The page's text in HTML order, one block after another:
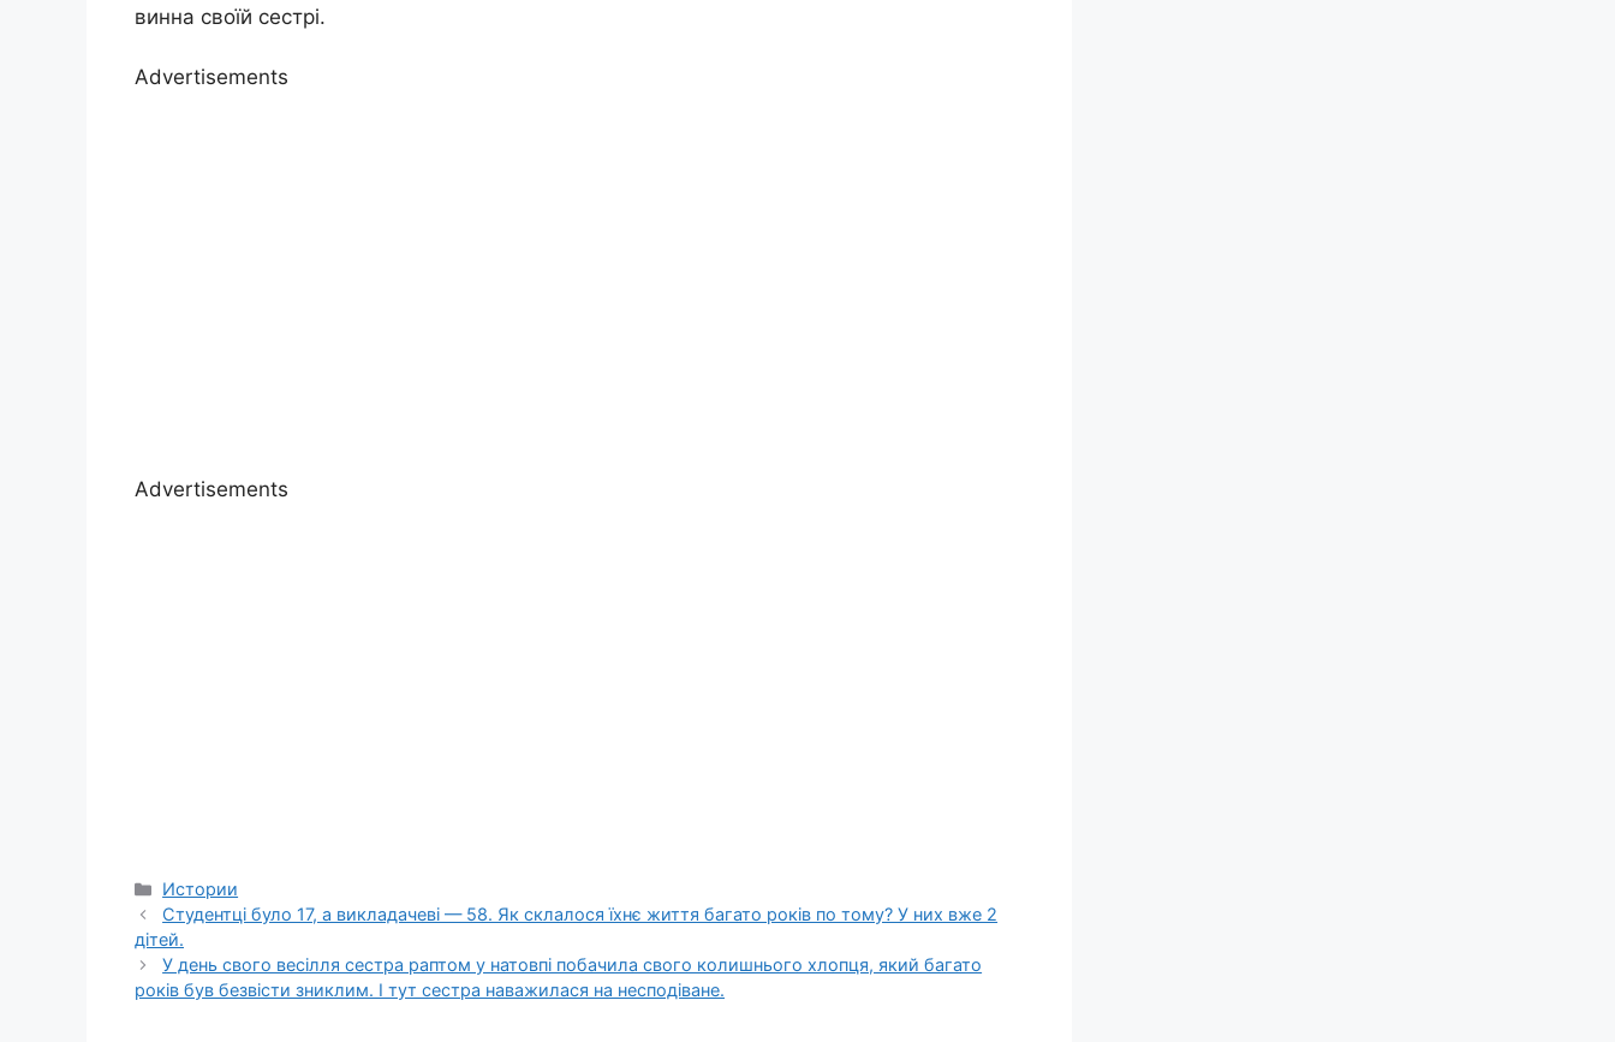
винна своїй сестрі.
Advertisements
Advertisements
Categories
Истории
Студентці було 17, а викладачеві — 58. Як склалося їхнє життя багато років по тому? У них вже 2
дітей.
У день свого весілля сестра раптом у натовпі побачила свого колишнього хлопця, який багато
років був безвісти зниклим. І тут сестра наважилася на несподіване.